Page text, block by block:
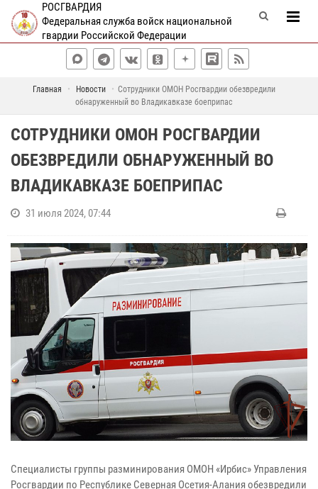
РОСГВАРДИЯ
Федеральная служба войск национальной
гвардии Российской Федерации
Главная Новости
Сотрудники ОМОН Росгвардии обезвредили
обнаруженный во Владикавказе боеприпас
СОТРУДНИКИ ОМОН РОСГВАРДИИ
ОБЕЗВРЕДИЛИ ОБНАРУЖЕННЫЙ ВО
ВЛАДИКАВКАЗЕ БОЕПРИПАС
31 июля 2024, 07:44
Специалисты группы разминирования ОМОН «Ирбис» Управления
Росгвардии по Республике Северная Осетия-Алания обезвредили